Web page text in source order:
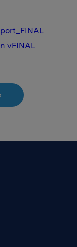
vFINAL